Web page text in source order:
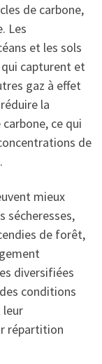
de carbone,
Les
et les sols
capturent et
gaz à effet
la
ce qui
de
mieux
sécheresses,
de forêt,
diversifiées
conditions
leur
répartition